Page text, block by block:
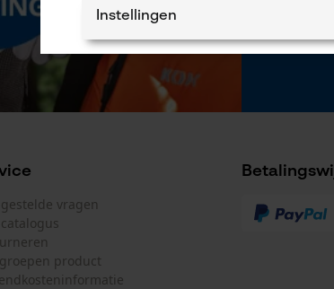
vragen
catalogus
product
Instellingen
Controleer instelling van cookies
De keuze voor gegevensverwerking